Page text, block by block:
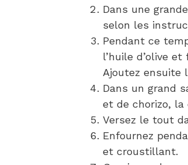
Dans une
selon les
Pendant ce
l’huile d’olive
Ajoutez ensuite
Dans un grand
et de chorizo, la
Versez le tout
Enfournez
et croustillant.